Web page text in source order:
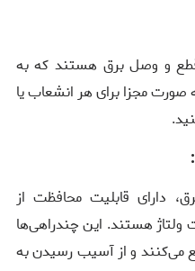
قطع و وصل برق هستند که به
صورت مجزا برای هر انشعاب یا
دارای قابلیت محافظت از
ولتاژ هستند. این چندراهی‌ها
می‌کنند و از آسیب رسیدن به